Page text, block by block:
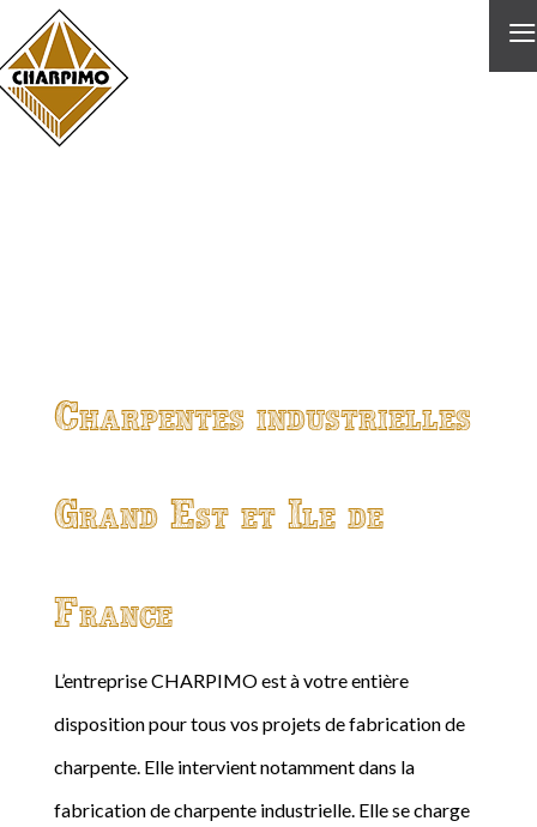
≡
Charpentes industrielles
Grand Est et Ile de
France
L’entreprise CHARPIMO est à votre entière
disposition pour tous vos projets de fabrication de
charpente. Elle intervient notamment dans la
fabrication de charpente industrielle. Elle se charge